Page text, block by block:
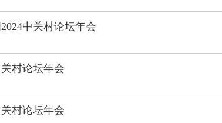
中关村论坛年会
村论坛年会
村论坛年会